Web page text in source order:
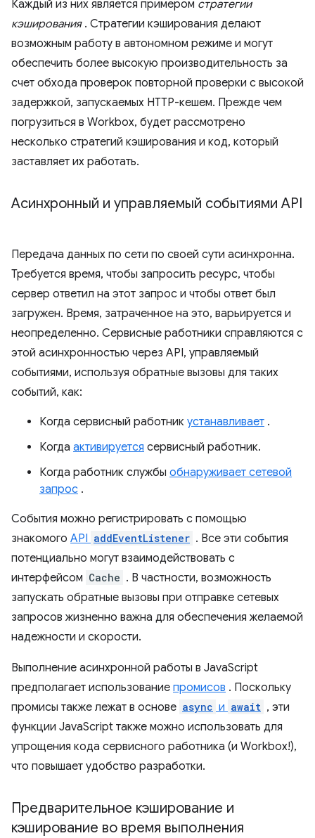
Каждый из них является примером стратегии
кэширования. Стратегии кэширования делают
возможным работу в автономном режиме и могут
обеспечить более высокую производительность за
счет обхода проверок повторной проверки с высокой
задержкой, запускаемых HTTP-кешем. Прежде чем
погрузиться в Workbox, будет рассмотрено
несколько стратегий кэширования и код, который
заставляет их работать.
Асинхронный и управляемый событиями API
Передача данных по сети по своей сути асинхронна.
Требуется время, чтобы запросить ресурс, чтобы
сервер ответил на этот запрос и чтобы ответ был
загружен. Время, затраченное на это, варьируется и
неопределенно. Сервисные работники справляются с
этой асинхронностью через API, управляемый
событиями, используя обратные вызовы для таких
событий, как:
Когда сервисный работник устанавливает .
Когда активируется сервисный работник.
Когда работник службы обнаруживает сетевой
запрос .
События можно регистрировать с помощью
знакомого API addEventListener . Все эти события
потенциально могут взаимодействовать с
интерфейсом Cache . В частности, возможность
запускать обратные вызовы при отправке сетевых
запросов жизненно важна для обеспечения желаемой
надежности и скорости.
Выполнение асинхронной работы в JavaScript
предполагает использование промисов . Поскольку
промисы также лежат в основе async и await , эти
функции JavaScript также можно использовать для
упрощения кода сервисного работника (и Workbox!),
что повышает удобство разработки.
Предварительное кэширование и
кэширование во время выполнения